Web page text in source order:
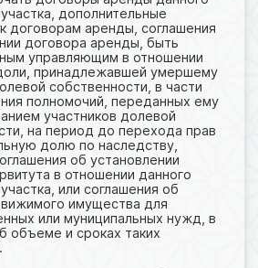
дополнительные
договорам аренды, соглашения
договора аренды, быть
управляющим в отношении
принадлежавшей умершему
собственности, в части
полномочий, переданных ему
участников долевой
на период до перехода прав
долю по наследству,
об установлении
в отношении данного
или соглашения об
имущества для
или муниципальных нужд, в
объеме и сроках таких